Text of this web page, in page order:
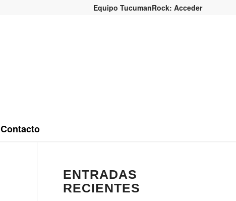
Equipo TucumanRock: Acceder
Contacto
ENTRADAS
RECIENTES